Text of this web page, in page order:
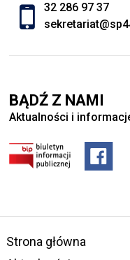
32 286 97 37
BĄDŹ Z NAMI
Aktualności i
Strona główna